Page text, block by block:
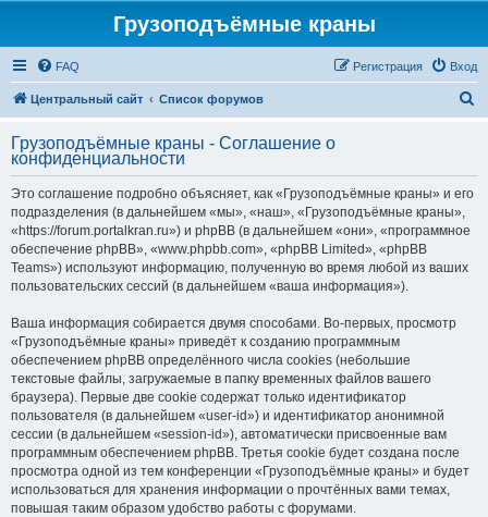
Грузоподъёмные краны
FAQ Вход
Регистрация
Центральный сайт Список форумов
с
Грузоподъёмные краны - Соглашение о
конфиденциальности
Это соглашение подробно объясняет, как «Грузоподъёмные краны» и его
подразделения (в дальнейшем «мы», «наш», «Грузоподъёмные краны»,
«https://forum.portalkran.ru») и phpBB (в дальнейшем «они», «программное
обеспечение phpBB», «www.phpbb.com», «phpBB Limited», «phpBB
Teams») используют информацию, полученную во время любой из ваших
пользовательских сессий (в дальнейшем «ваша информация»).
Ваша информация собирается двумя способами. Во-первых, просмотр
«Грузоподъёмные краны» приведёт к созданию программным
обеспечением phpBB определённого числа cookies (небольшие
текстовые файлы, загружаемые в папку временных файлов вашего
браузера). Первые две cookie содержат только идентификатор
пользователя (в дальнейшем «user-id») и идентификатор анонимной
сессии (в дальнейшем «session-id»), автоматически присвоенные вам
программным обеспечением phpBB. Третья cookie будет создана после
просмотра одной из тем конференции «Грузоподъёмные краны» и будет
использоваться для хранения информации о прочтённых вами темах,
повышая таким образом удобство работы с форумами.